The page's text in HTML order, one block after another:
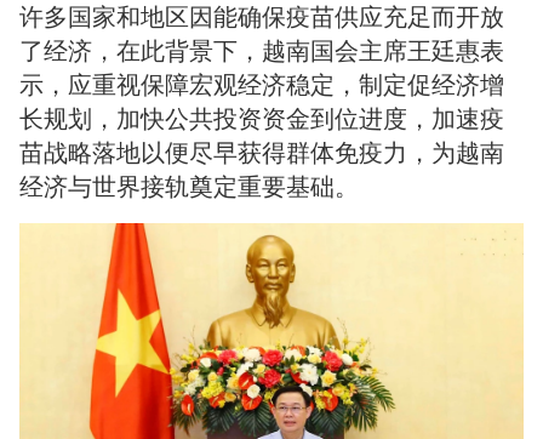
许多国家和地区因能确保疫苗供应充足而开放
了经济，在此背景下，越南国会主席王廷惠表
示，应重视保障宏观经济稳定，制定促经济增
长规划，加快公共投资资金到位进度，加速疫
苗战略落地以便尽早获得群体免疫力，为越南
经济与世界接轨奠定重要基础。